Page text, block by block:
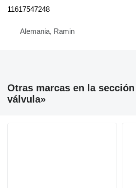
11617547248
Alemania, Ramin
Otras marcas en la sección
válvula»